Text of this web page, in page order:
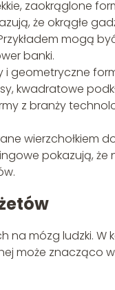
zaokrąglone
że okrągłe
mogą
banki.
i geometryczne
kwadratowe
z branży
wierzchołkiem
pokazują, że
na mózg ludzki. W
może znacząco